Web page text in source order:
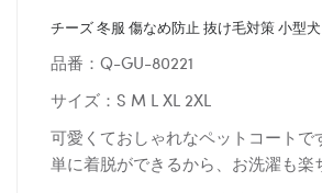
チーズ 冬服 傷なめ防止 抜け毛対策 小型
品番：Q-GU-80221
サイズ：S M L XL 2XL
可愛くておしゃれなペットコートで
単に着脱ができるから、お洗濯も楽